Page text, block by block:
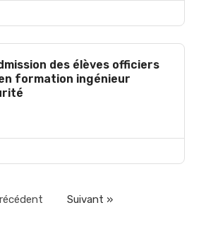
des élèves officiers
formation ingénieur
Suivant »